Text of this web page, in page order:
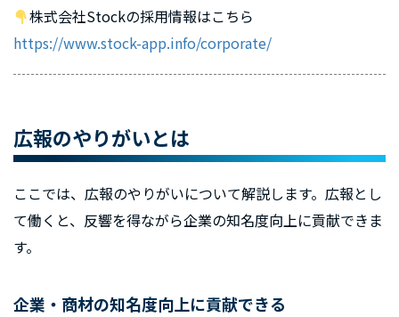
株式会社Stockの採用情報はこちら
https://www.stock-app.info/corporate/
広報のやりがいとは
ここでは、広報のやりがいについて解説します。広報とし
て働くと、反響を得ながら企業の知名度向上に貢献できま
す。
企業・商材の知名度向上に貢献できる